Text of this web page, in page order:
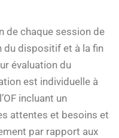
de chaque session de
du dispositif et à la fin
évaluation du
est individuelle à
incluant un
attentes et besoins et
par rapport aux